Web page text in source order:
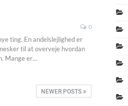
0
ting. En andelslejlighed er
til at overveje hvordan
Mange er…
NEWER POSTS